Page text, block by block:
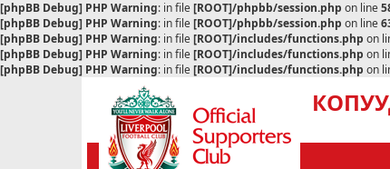
[phpBB Debug] PHP Warning: in file[ROOT]/phpbb/session.php on line
[phpBB Debug] PHP Warning: in file[ROOT]/phpbb/session.php on line
[phpBB Debug] PHP Warning: in file[ROOT]/includes/functions.php on
[phpBB Debug] PHP Warning: in file[ROOT]/includes/functions.php on
[phpBB Debug] PHP Warning: in file[ROOT]/includes/functions.php on